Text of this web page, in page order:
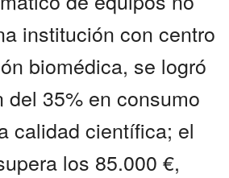
institución con centro
biomédica, se logró
del 35% en consumo
calidad científica; el
los 85.000 €,